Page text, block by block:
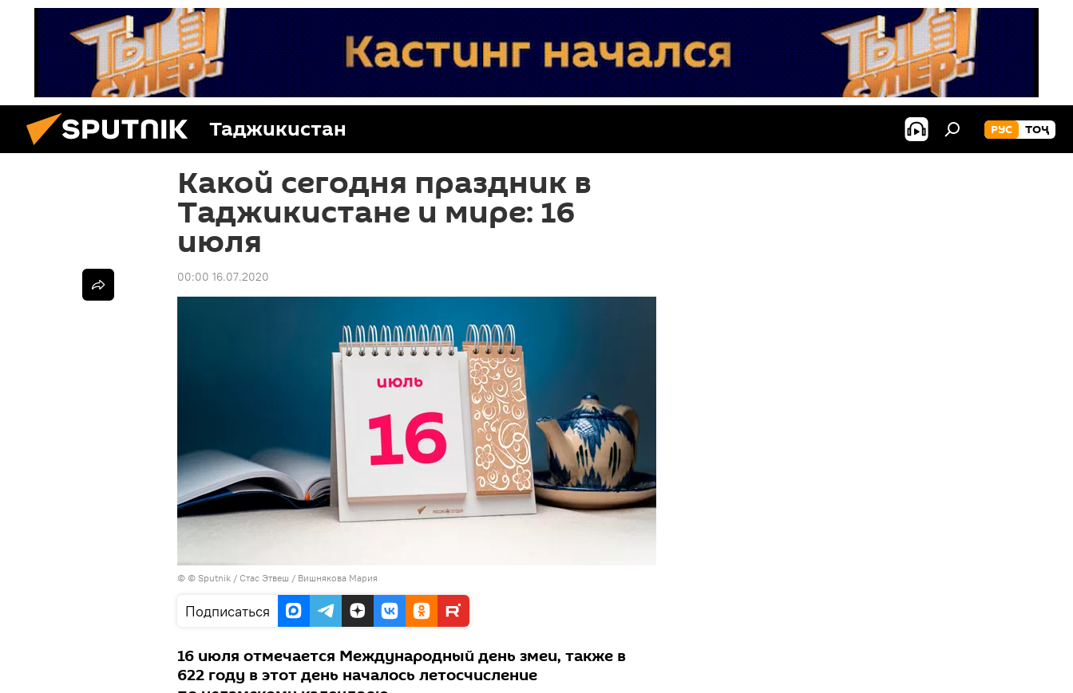
Таджикистан РУС ТОҶ
Какой сегодня праздник в
Таджикистане и мире: 16
июля
00:00 16.07.2020
© © Sputnik / Стас Этвеш / Вишнякова Мария
Подписаться
16 июля отмечается Международный день змеи, также в
622 году в этот день началось летосчисление